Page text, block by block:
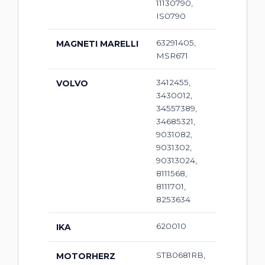
11130790,
IS0790
MAGNETI MARELLI
63291405,
MSR671
VOLVO
3412455,
3430012,
34557389,
34685321,
9031082,
9031302,
90313024,
8111568,
8111701,
8253634
IKA 620010
MOTORHERZ
STB0681RB,